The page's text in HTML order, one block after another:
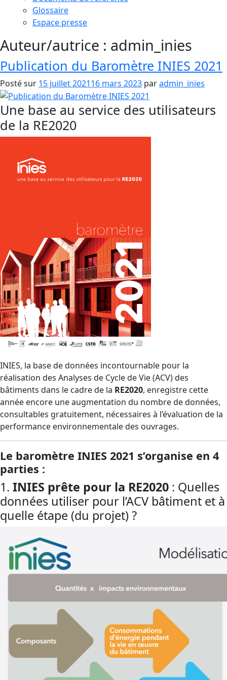
Glossaire
Espace presse
Auteur/autrice : admin_inies
Publication du Baromètre INIES 2021
Posté sur 15 juillet 202116 mars 2023 paradmin_inies
Une base au service des utilisateurs
de la RE2020
INIES, la base de données incontournable pour la
réalisation des Analyses de Cycle de Vie (ACV) des
bâtiments dans le cadre de la RE2020, enregistre cette
année encore une augmentation du nombre de données,
consultables gratuitement, nécessaires à l’évaluation de la
performance environnementale des ouvrages.
Le baromètre INIES 2021 s’organise en 4
parties :
1. INIES prête pour la RE2020 : Quelles
données utiliser pour l’ACV bâtiment et à
quelle étape (du projet) ?